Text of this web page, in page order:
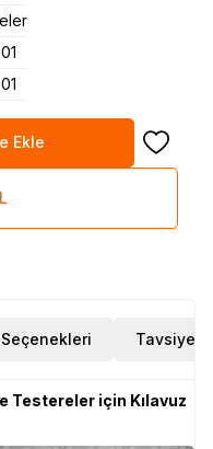
Ekle Favoriye
Tavsiye Et
Testereler için Kılavuz